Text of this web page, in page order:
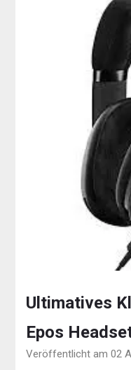
Ultimatives
Epos
Veröffentlicht am 02